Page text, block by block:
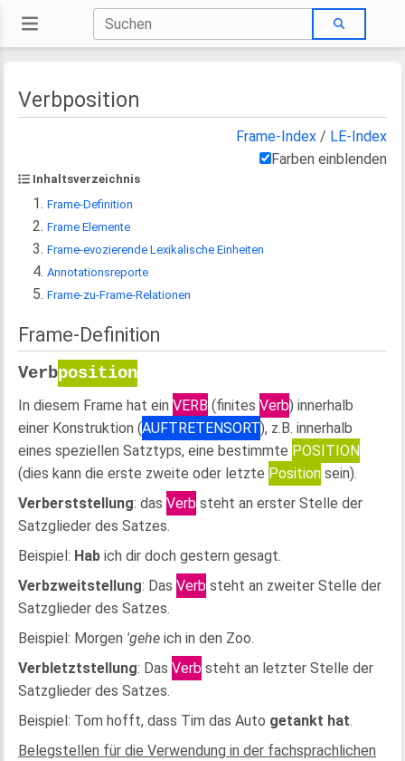
Verbposition
Frame-Index / LE-Index
Farben einblenden
Inhaltsverzeichnis
Frame-Definition
Frame Elemente
Frame-evozierende Lexikalische Einheiten
Annotationsreporte
Frame-zu-Frame-Relationen
Frame-Definition
Verbposition
In diesem Frame hat ein VERB (finites Verb) innerhalb
einer Konstruktion (AUFTRETENSORT), z.B. innerhalb
eines speziellen Satztyps, eine bestimmte POSITION
(dies kann die erste zweite oder letzte Position sein).
Verberststellung: das Verb steht an erster Stelle der
Satzglieder des Satzes.
Beispiel: Hab ich dir doch gestern gesagt.
Verbzweitstellung: Das Verb steht an zweiter Stelle der
Satzglieder des Satzes.
Beispiel: Morgen 'gehe ich in den Zoo.
Verbletztstellung: Das Verb steht an letzter Stelle der
Satzglieder des Satzes.
Beispiel: Tom hofft, dass Tim das Auto getankt hat.
Belegstellen für die Verwendung in der fachsprachlichen